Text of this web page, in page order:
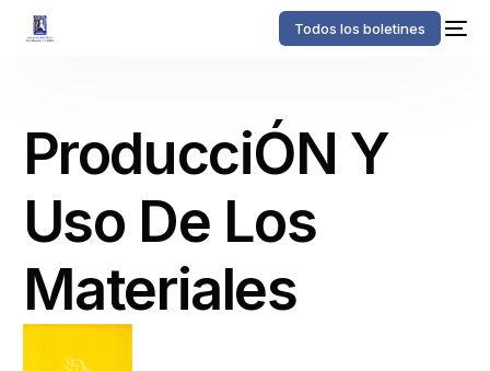
Todos los boletines
ProducciÓN Y
Uso De Los
Materiales